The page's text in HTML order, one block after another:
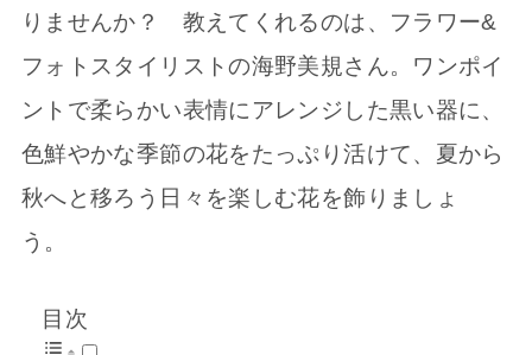
りませんか？ 教えてくれるのは、フラワー&
フォトスタイリストの海野美規さん。ワンポイ
ントで柔らかい表情にアレンジした黒い器に、
色鮮やかな季節の花をたっぷり活けて、夏から
秋へと移ろう日々を楽しむ花を飾りましょ
う。
目次